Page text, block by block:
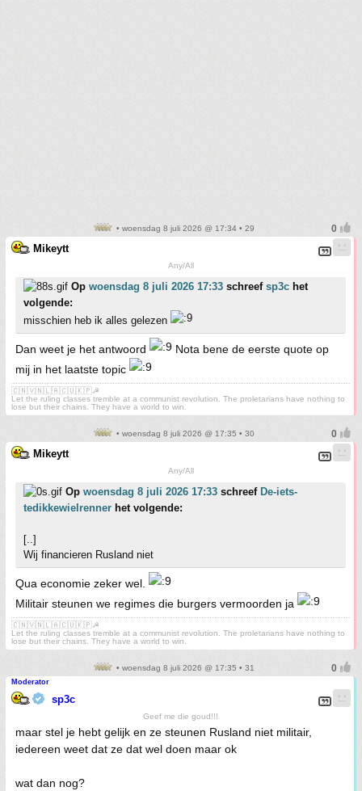
• woensdag 8 juli 2026 @ 17:34 • 29
Mikeytt
Any/All
Op woensdag 8 juli 2026 17:33 schreef sp3c het
volgende:
misschien heb ik alles gelezen
Dan weet je het antwoord
Nota bene de eerste quote op
mij in het laatste topic
🇨🇳🇻🇳🇱🇦🇨🇺🇰🇵☭
Let the ruling classes tremble at a communist revolution. The proletarians have nothing to
lose but their chains. They have a world to win.
• woensdag 8 juli 2026 @ 17:35 • 30
Mikeytt
Any/All
Op woensdag 8 juli 2026 17:33 schreef De-iets-
tedikkewielrenner het volgende:
[..]
Wij financieren Rusland niet
Qua economie zeker wel.
Militair steunen we regimes die burgers vermoorden ja
🇨🇳🇻🇳🇱🇦🇨🇺🇰🇵☭
Let the ruling classes tremble at a communist revolution. The proletarians have nothing to
lose but their chains. They have a world to win.
• woensdag 8 juli 2026 @ 17:35 • 31
Moderator
sp3c
Geef me die goud!!!
maar stel je hebt gelijk en ze steunen Rusland niet militair,
iedereen weet dat ze dat wel doen maar ok
wat dan nog?